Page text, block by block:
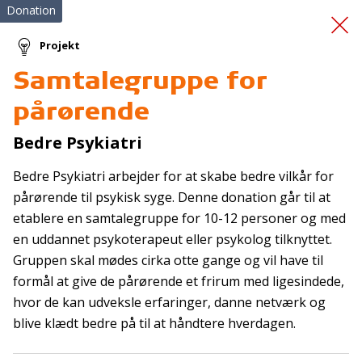
Familiecampingferie
Donation
Projekt
Samtalegruppe for
pårørende
Bedre Psykiatri
Bedre Psykiatri arbejder for at skabe bedre vilkår for
pårørende til psykisk syge. Denne donation går til at
etablere en samtalegruppe for 10-12 personer og med
en uddannet psykoterapeut eller psykolog tilknyttet.
Gruppen skal mødes cirka otte gange og vil have til
formål at give de pårørende et frirum med ligesindede,
hvor de kan udveksle erfaringer, danne netværk og
blive klædt bedre på til at håndtere hverdagen.
Tilmeld nyhedsbrev
De seneste nyheder om TrygFondens og TryghedsGruppens
aktiviteter direkte i din indbakke.